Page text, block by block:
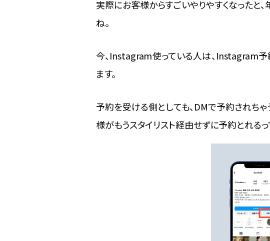
実際にお客様からすごいやりやすくなったと
ね。
今、Instagram使っている人は、Instagram
ます。
予約を受ける側としても、DMで予約されち
様がもうスタイリスト経由せずに予約とれる